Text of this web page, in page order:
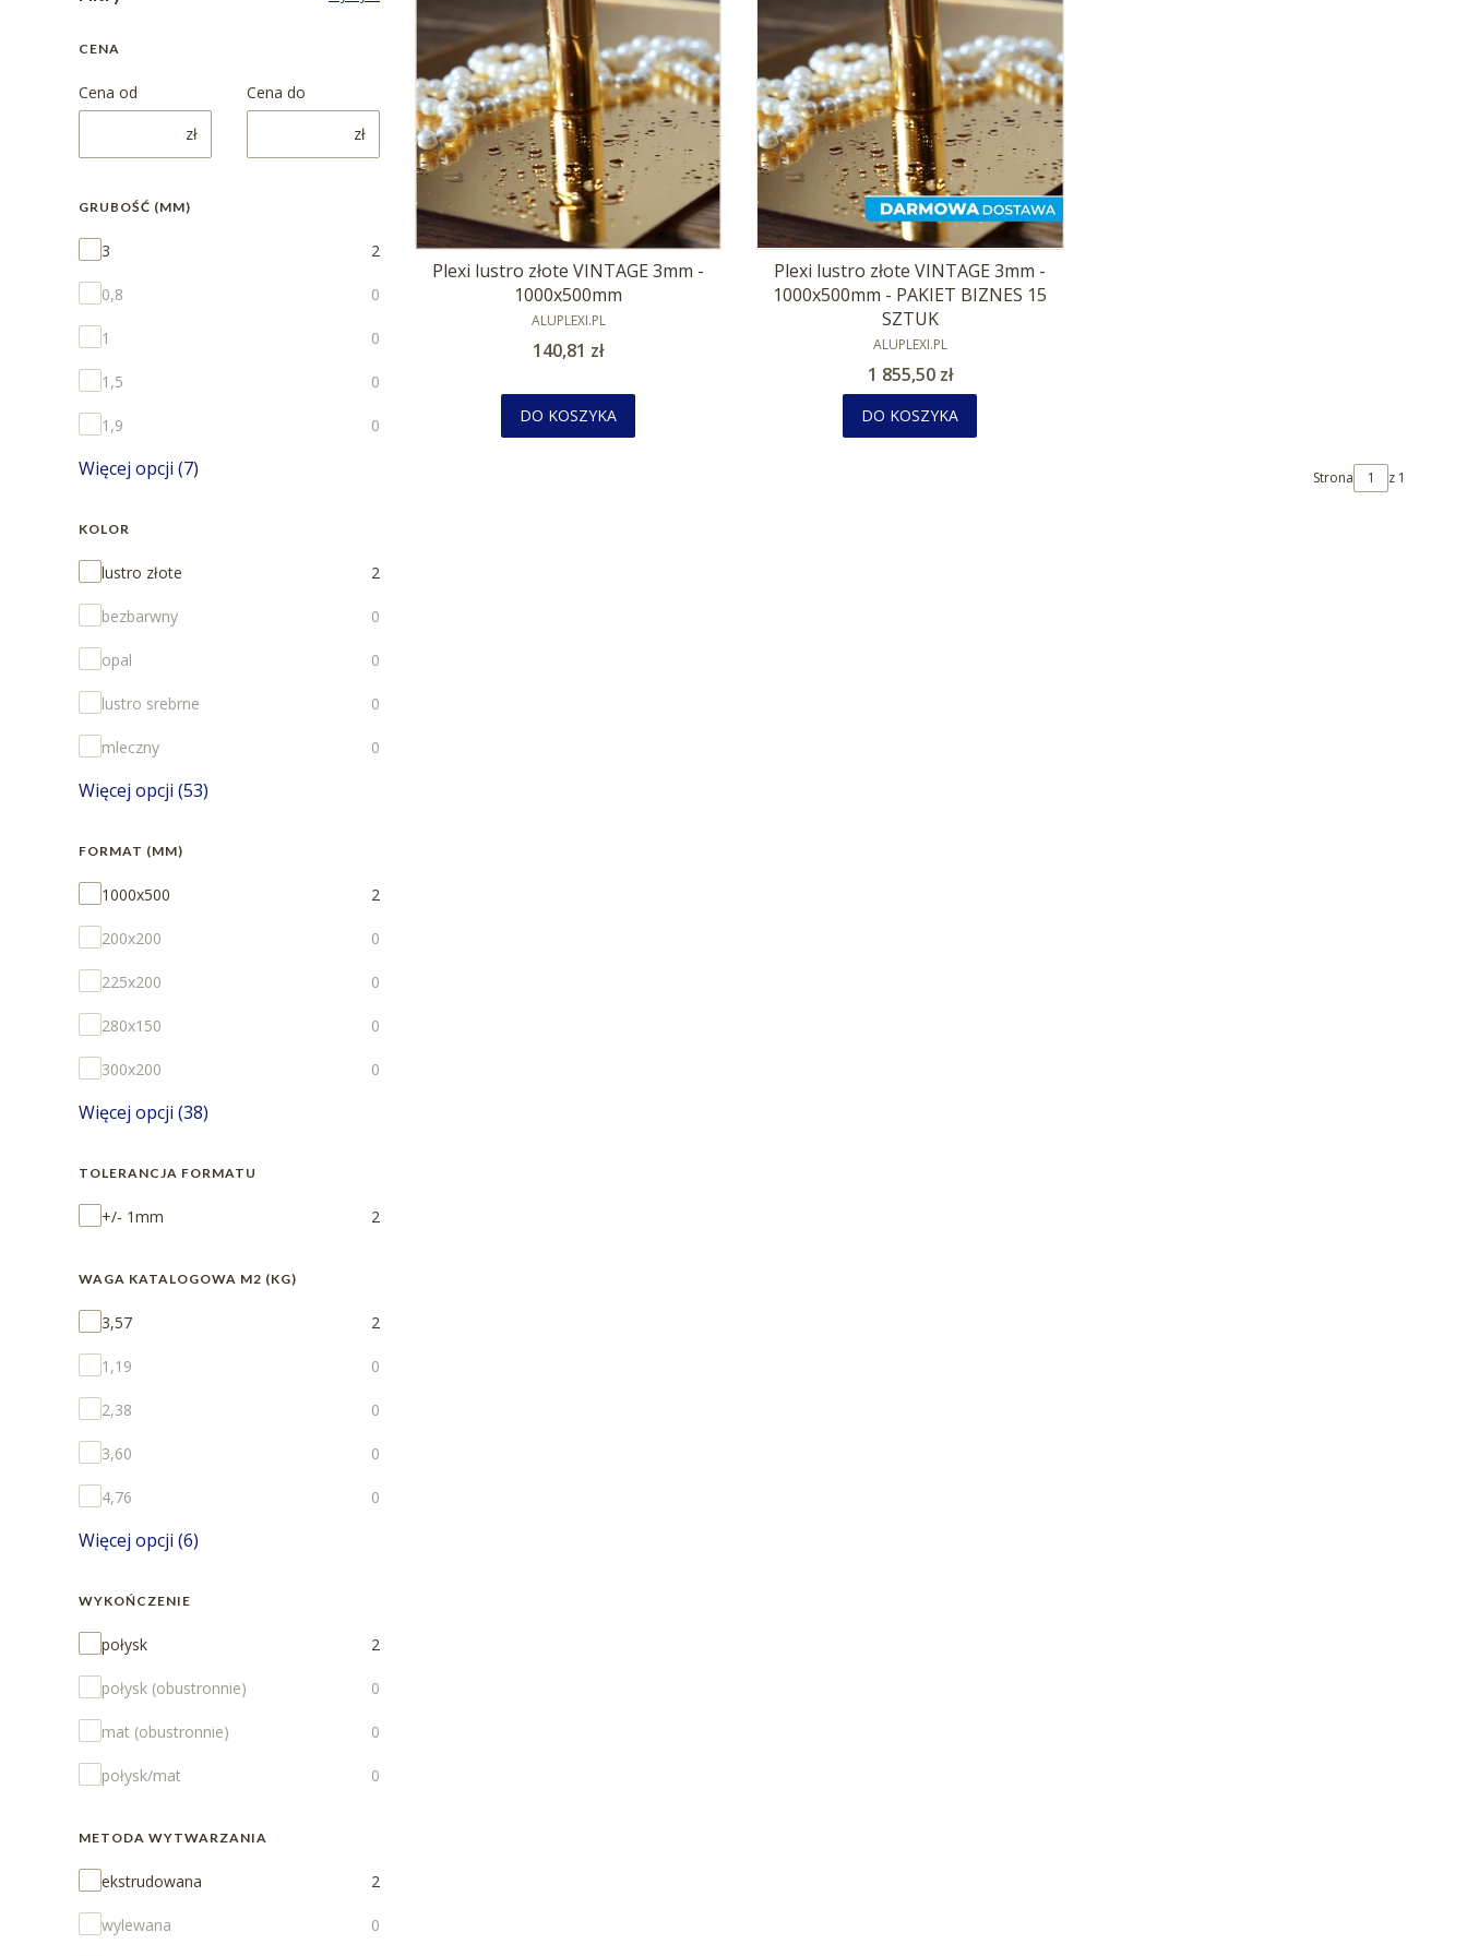
CENA
Cena od
zł
Cena do
zł
GRUBOŚĆ (MM)
Grubość (mm)
3 2
0,8 0
1 0
1,5 0
1,9 0
Więcej opcji (7)
KOLOR
Kolor
lustro złote 2
bezbarwny 0
opal 0
lustro srebrne 0
mleczny 0
Więcej opcji (53)
FORMAT (MM)
Format (mm)
1000x500 2
200x200 0
225x200 0
280x150 0
300x200 0
Więcej opcji (38)
TOLERANCJA FORMATU
Tolerancja formatu
+/- 1mm 2
WAGA KATALOGOWA M2 (KG)
Waga katalogowa m2 (kg)
3,57 2
1,19 0
2,38 0
3,60 0
4,76 0
Więcej opcji (6)
WYKOŃCZENIE
Wykończenie
połysk 2
połysk (obustronnie) 0
mat (obustronnie) 0
połysk/mat 0
METODA WYTWARZANIA
Metoda wytwarzania
ekstrudowana 2
wylewana 0
Plexi lustro złote VINTAGE 3mm -
1000x500mm
PRODUCENT
ALUPLEXI.PL
Cena
140,81 zł
DO KOSZYKA
Plexi lustro złote VINTAGE 3mm -
1000x500mm - PAKIET BIZNES 15
SZTUK
PRODUCENT
ALUPLEXI.PL
Cena
1 855,50 zł
DO KOSZYKA
Strona z 1